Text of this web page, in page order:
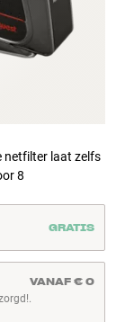
netfilter laat zelfs
8
GRATIS
VANAF € 0